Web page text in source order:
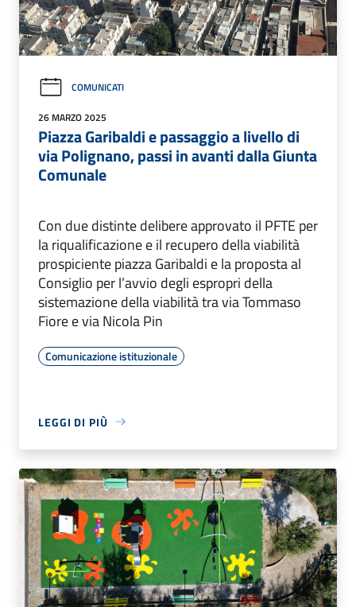
COMUNICATI
26 MARZO 2025
Piazza Garibaldi e passaggio a livello di
via Polignano, passi in avanti dalla Giunta
Comunale
Con due distinte delibere approvato il PFTE per
la riqualificazione e il recupero della viabilità
prospiciente piazza Garibaldi e la proposta al
Consiglio per l’avvio degli espropri della
sistemazione della viabilità tra via Tommaso
Fiore e via Nicola Pin
Comunicazione istituzionale
LEGGI DI PIÙ